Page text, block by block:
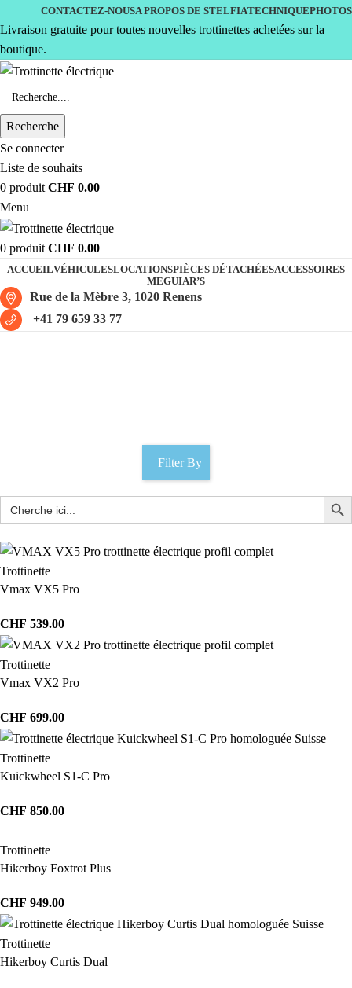
CONTACTEZ-NOUSA PROPOS DE STELFIATECHNIQUEPHOTOS
Livraison gratuite pour toutes nouvelles trottinettes achetées sur la
boutique.
Recherche
Se connecter
Liste de souhaits
0 produit CHF 0.00
Menu
0 produit CHF 0.00
ACCUEILVÉHICULESLOCATIONSPIÈCES DÉTACHÉESACCESSOIRES
MEGUIAR’S
Rue de la Mèbre 3, 1020 Renens
+41 79 659 33 77
Filter By
Trottinette
Vmax VX5 Pro
CHF 539.00
Trottinette
Vmax VX2 Pro
CHF 699.00
Trottinette
Kuickwheel S1-C Pro
CHF 850.00
Trottinette
Hikerboy Foxtrot Plus
CHF 949.00
Trottinette
Hikerboy Curtis Dual